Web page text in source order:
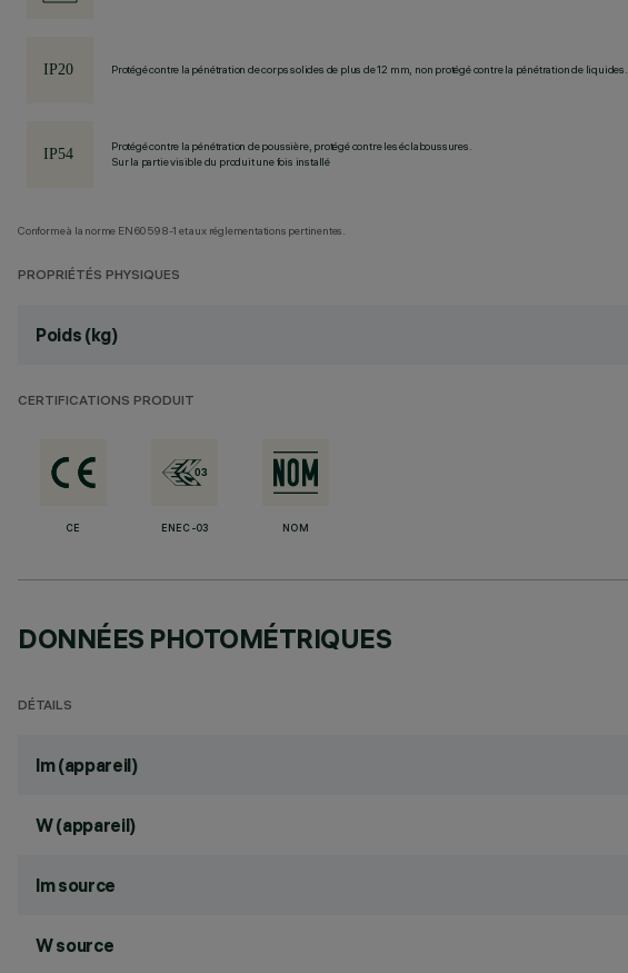
Protégé contre la pénétration de corps solides de plus de 12 mm, non protégé contre la pénétration de liquides.
Protégé contre la pénétration de poussière, protégé contre les éclaboussures.
Sur la partie visible du produit une fois installé
Conforme à la norme EN60598-1 et aux réglementations pertinentes.
PROPRIÉTÉS PHYSIQUES
Poids (kg)
CERTIFICATIONS PRODUIT
CE ENEC-03 NOM
DONNÉES PHOTOMÉTRIQUES
DÉTAILS
lm (appareil)
W (appareil)
lm source
W source